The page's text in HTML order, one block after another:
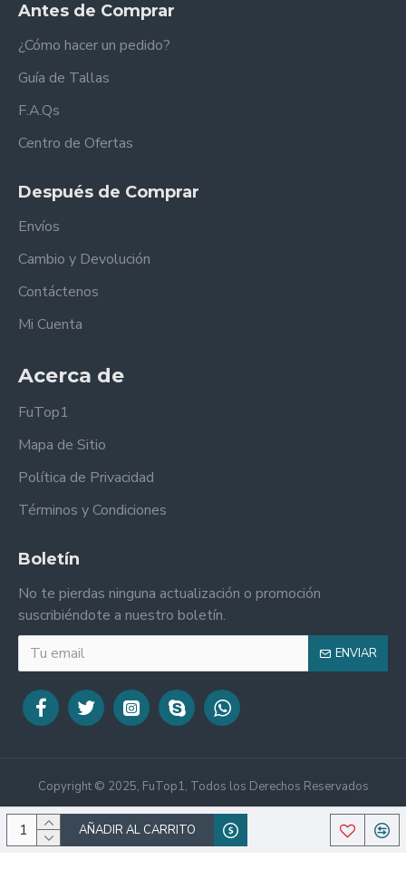
AÑADIR AL CARRITO
Antes de Comprar
¿Cómo hacer un pedido?
Guía de Tallas
F.A.Qs
Centro de Ofertas
Después de Comprar
Envíos
Cambio y Devolución
Contáctenos
Mi Cuenta
Acerca de
FuTop1
Mapa de Sitio
Política de Privacidad
Términos y Condiciones
Boletín
No te pierdas ninguna actualización o promoción
suscribiéndote a nuestro boletín.
ENVIAR
Copyright © 2025, FuTop1, Todos los Derechos Reservados